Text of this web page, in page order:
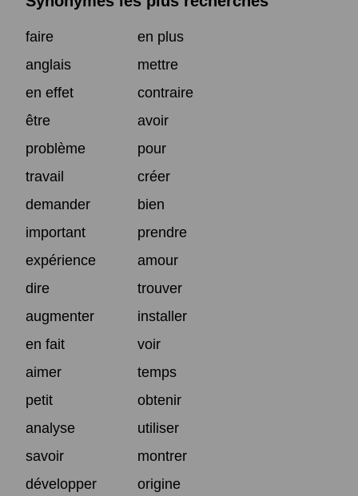
faire
en plus
anglais
mettre
en effet
contraire
être
avoir
problème
pour
travail
créer
demander
bien
important
prendre
expérience
amour
dire
trouver
augmenter
installer
en fait
voir
aimer
temps
petit
obtenir
analyse
utiliser
savoir
montrer
développer
origine